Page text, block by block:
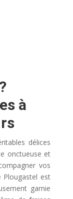
à
délices
onctueuse et
vos
est
garnie